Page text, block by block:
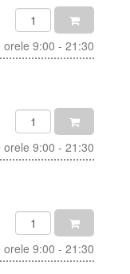
9:00 - 21:30
9:00 - 21:30
9:00 - 21:30